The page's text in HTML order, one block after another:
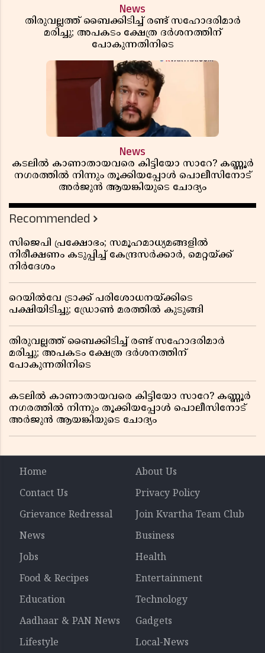
News
തിരുവല്ലത്ത് ബൈക്കിടിച്ച് രണ്ട് സഹോദരിമാർ
മരിച്ചു; അപകടം ക്ഷേത്ര ദർശനത്തിന്
പോകുന്നതിനിടെ
News
കടലിൽ കാണാതായവരെ കിട്ടിയോ സാറേ? കണ്ണൂർ
നഗരത്തിൽ നിന്നും തൂക്കിയപ്പോൾ പൊലീസിനോട്
അർജുൻ ആയങ്കിയുടെ ചോദ്യം
Recommended
സിജെപി പ്രക്ഷോഭം; സമൂഹമാധ്യമങ്ങളിൽ
നിരീക്ഷണം കടുപ്പിച്ച് കേന്ദ്രസർക്കാർ, മെറ്റയ്ക്ക്
നിർദേശം
റെയിൽവേ ട്രാക്ക് പരിശോധനയ്ക്കിടെ
പക്ഷിയിടിച്ചു; ഡ്രോൺ മരത്തിൽ കുടുങ്ങി
തിരുവല്ലത്ത് ബൈക്കിടിച്ച് രണ്ട് സഹോദരിമാർ
മരിച്ചു; അപകടം ക്ഷേത്ര ദർശനത്തിന്
പോകുന്നതിനിടെ
കടലിൽ കാണാതായവരെ കിട്ടിയോ സാറേ? കണ്ണൂർ
നഗരത്തിൽ നിന്നും തൂക്കിയപ്പോൾ പൊലീസിനോട്
അർജുൻ ആയങ്കിയുടെ ചോദ്യം
Home
About Us
Contact Us
Privacy Policy
Grievance Redressal
Join Kvartha Team Club
News
Business
Jobs
Health
Food & Recipes
Entertainment
Education
Technology
Aadhaar & PAN News
Gadgets
Lifestyle
Local-News